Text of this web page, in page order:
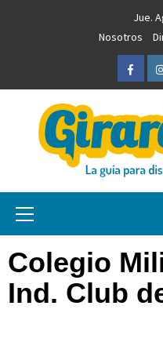
Jue.
Nosotros
Colegio
Ind. Club